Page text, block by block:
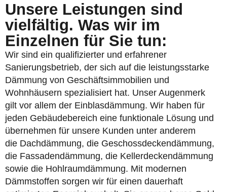
Unsere Leistungen sind
vielfältig. Was wir im
Einzelnen für Sie tun:
Wir sind ein qualifizierter und erfahrener
Sanierungsbetrieb, der sich auf die leistungsstarke
Dämmung von Geschäftsimmobilien und
Wohnhäusern spezialisiert hat. Unser Augenmerk
gilt vor allem der Einblasdämmung. Wir haben für
jeden Gebäudebereich eine funktionale Lösung und
übernehmen für unsere Kunden unter anderem
die Dachdämmung, die Geschossdeckendämmung,
die Fassadendämmung, die Kellerdeckendämmung
sowie die Hohlraumdämmung. Mit modernen
Dämmstoffen sorgen wir für einen dauerhaft